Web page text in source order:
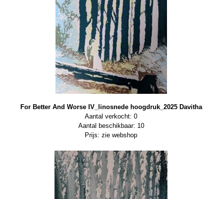
For Better And Worse IV_linosnede hoogdruk_2025 Davitha
Aantal verkocht: 0
Aantal beschikbaar: 10
Prijs: zie webshop